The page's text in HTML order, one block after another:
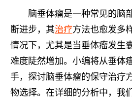
脑垂体瘤是一种常见的脑
断进步，其治疗方法也愈发多
情况下，尤其是当垂体瘤发生
难度陡然增加。小编将从垂体
手，探讨脑垂体瘤的保守治疗
物选择。在详细的分析中，我